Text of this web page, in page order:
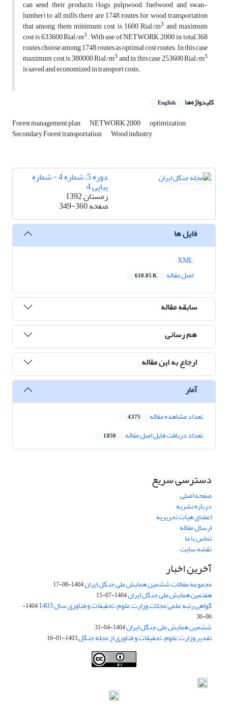
can send their products (logs, pulpwood, fuelwood, and swan-
lumber) to all mills there are 1748 routes for wood transportation
that among them minimum cost is 1600 Rial/m3 and maximum
cost is 633600 Rial/m3. With use of NETWORK 2000, in total 368
routes choose among 1748 routes as optimal cost routes. In this case
maximum cost is 380000 Rial/m3 and in this case 253600 Rial/m3
is saved and economized in transport costs.
کلیدواژه‌ها English
Forest management plan NETWORK 2000 optimization
Secondary Forest transportation Wood industry
دوره 5، شماره 4 - شماره
پیاپی 4
زمستان 1392
صفحه349-360
فایل ها
اصل مقاله
610.05 K
سابقه مقاله
هم رسانی
ارجاع به این مقاله
آمار
تعداد مشاهده مقاله 4,375
تعداد دریافت فایل اصل مقاله 1,850
دسترسی سریع
صفحه اصلی
درباره نشریه
اعضای هیات تحریریه
ارسال مقاله
تماس با ما
نقشه سایت
آخرین اخبار
مجموعه مقالات ششمین همایش ملی جنگل ایران1404-08-17
هفتمین همایش ملی جنگل ایران1404-07-15
گواهی رتبه علمی مجلات وزارت علوم، تحقیقات و فناوری سال 1403
1404-
06-30
ششمین همایش ملی جنگل ایران1404-04-31
تقدیر وزارت علوم، تحقیقات و فناوری از مجله جنگل1403-01-16